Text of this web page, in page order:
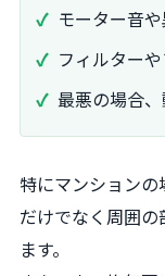
モーター音
フィルター
最悪の場合
特にマンション
だけでなく周囲
ます。